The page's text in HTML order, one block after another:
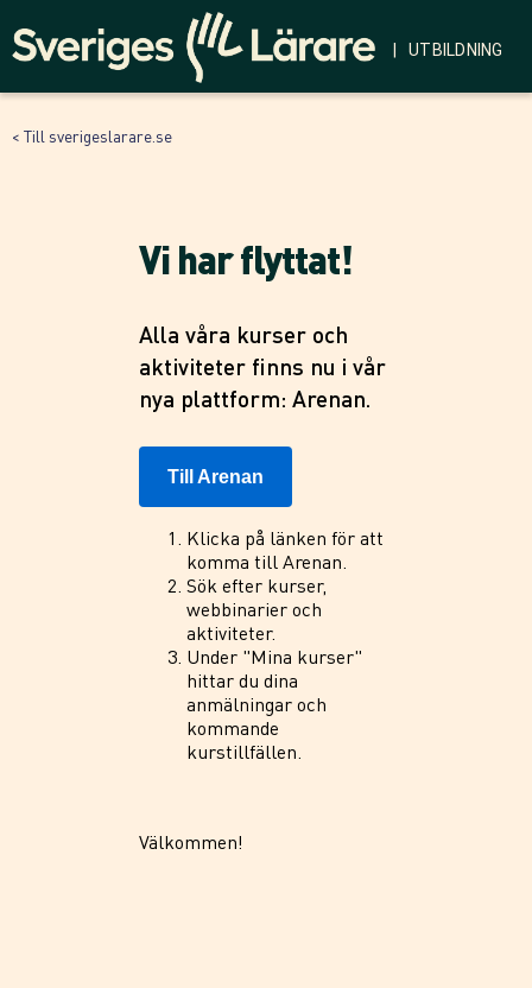
| UTBILDNING
< Till sverigeslarare.se
Vi har flyttat!
Alla våra kurser och
aktiviteter finns nu i vår
nya plattform: Arenan.
Till Arenan
Klicka på länken för att
komma till Arenan.
Sök efter kurser,
webbinarier och
aktiviteter.
Under "Mina kurser"
hittar du dina
anmälningar och
kommande
kurstillfällen.
Välkommen!